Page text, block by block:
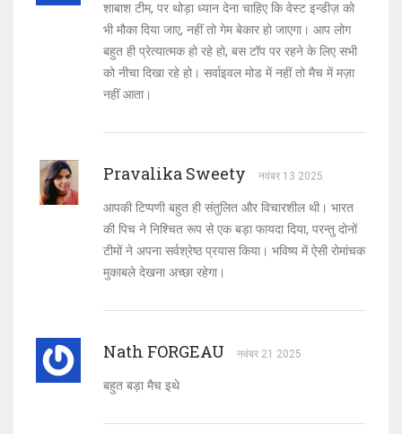
शाबाश टीम, पर थोड़ा ध्यान देना चाहिए कि वेस्ट इन्डीज़ को
भी मौका दिया जाए, नहीं तो गेम बेकार हो जाएगा। आप लोग
बहुत ही प्रेत्यात्मक हो रहे हो, बस टॉप पर रहने के लिए सभी
को नीचा दिखा रहे हो। सर्वाइवल मोड में नहीं तो मैच में मज़ा
नहीं आता।
Pravalika Sweety नवंबर 13 2025
आपकी टिप्पणी बहुत ही संतुलित और विचारशील थी। भारत
की पिच ने निश्चित रूप से एक बड़ा फायदा दिया, परन्तु दोनों
टीमों ने अपना सर्वश्रेष्ठ प्रयास किया। भविष्य में ऐसी रोमांचक
मुकाबले देखना अच्छा रहेगा।
Nath FORGEAU नवंबर 21 2025
बहुत बड़ा मैच इथे